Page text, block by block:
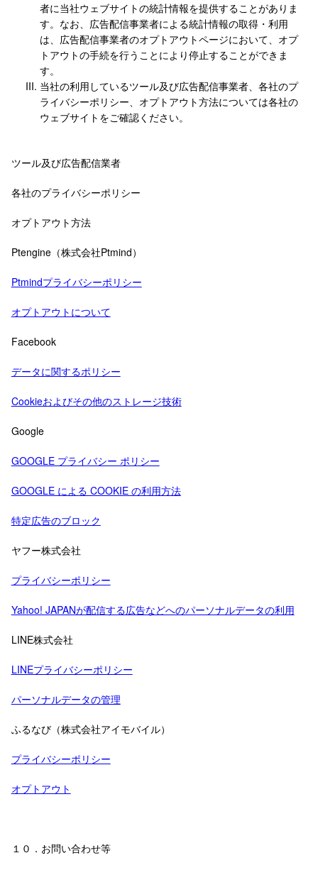
者に当社ウェブサイトの統計情報を提供することがありま
す。なお、広告配信事業者による統計情報の取得・利用
は、広告配信事業者のオプトアウトページにおいて、オプ
トアウトの手続を行うことにより停止することができま
す。
当社の利用しているツール及び広告配信事業者、各社のプ
ライバシーポリシー、オプトアウト方法については各社の
ウェブサイトをご確認ください。
ツール及び広告配信業者
各社のプライバシーポリシー
オプトアウト方法
Ptengine（株式会社Ptmind）
Ptmindプライバシーポリシー
オプトアウトについて
Facebook
データに関するポリシー
Cookieおよびその他のストレージ技術
Google
GOOGLE プライバシー ポリシー
GOOGLE による COOKIE の利用方法
特定広告のブロック
ヤフー株式会社
プライバシーポリシー
Yahoo! JAPANが配信する広告などへのパーソナルデータの利用
LINE株式会社
LINEプライバシーポリシー
パーソナルデータの管理
ふるなび（株式会社アイモバイル）
プライバシーポリシー
オプトアウト
１０． お問い合わせ等